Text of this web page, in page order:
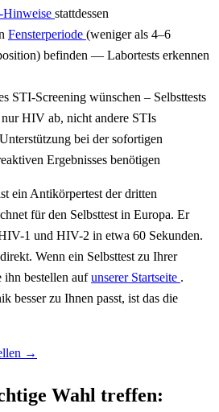
Hinweise stattdessen
Fensterperiode (weniger als 4–6
befinden — Labortests erkennen
STI-Screening wünschen – Selbsttests
HIV ab, nicht andere STIs
bei der sofortigen
Ergebnisses benötigen
ein Antikörpertest der dritten
für den Selbsttest in Europa. Er
1 und HIV-2 in etwa 60 Sekunden.
Wenn ein Selbsttest zu Ihrer
ihn bestellen aufunserer Startseite .
besser zu Ihnen passt, ist das die
→
Wahl treffen: